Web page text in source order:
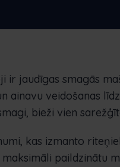
ir jaudīgas smagās
ainavu veidošanas
bieži vien
kas izmanto
paildzinātu